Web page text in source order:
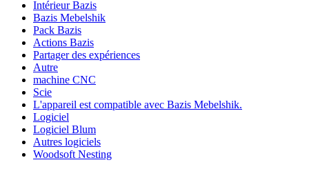
Intérieur Bazis
Bazis Mebelshik
Pack Bazis
Actions Bazis
Partager des expériences
Autre
machine CNC
Scie
L'appareil est compatible avec Bazis Mebelshik.
Logiciel
Logiciel Blum
Autres logiciels
Woodsoft Nesting